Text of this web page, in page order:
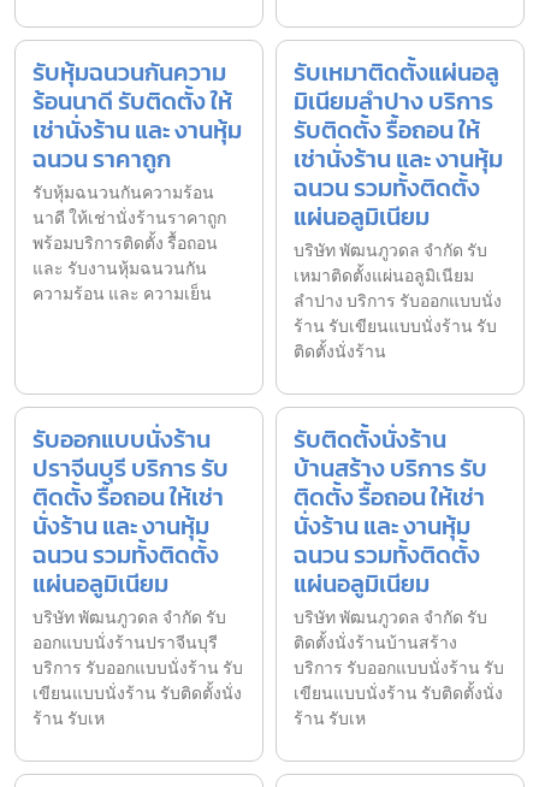
รับหุ้มฉนวนกันความ
ร้อนนาดี รับติดตั้ง ให้
เช่านั่งร้าน และ งานหุ้ม
ฉนวน ราคาถูก
รับหุ้มฉนวนกันความร้อน
นาดี ให้เช่านั่งร้านราคาถูก
พร้อมบริการติดตั้ง รื้อถอน
และ รับงานหุ้มฉนวนกัน
ความร้อน และ ความเย็น
รับเหมาติดตั้งแผ่นอลู
มิเนียมลำปาง บริการ
รับติดตั้ง รื้อถอน ให้
เช่านั่งร้าน และ งานหุ้ม
ฉนวน รวมทั้งติดตั้ง
แผ่นอลูมิเนียม
บริษัท พัฒนภูวดล จำกัด รับ
เหมาติดตั้งแผ่นอลูมิเนียม
ลำปาง บริการ รับออกแบบนั่ง
ร้าน รับเขียนแบบนั่งร้าน รับ
ติดตั้งนั่งร้าน
รับออกแบบนั่งร้าน
ปราจีนบุรี บริการ รับ
ติดตั้ง รื้อถอน ให้เช่า
นั่งร้าน และ งานหุ้ม
ฉนวน รวมทั้งติดตั้ง
แผ่นอลูมิเนียม
บริษัท พัฒนภูวดล จำกัด รับ
ออกแบบนั่งร้านปราจีนบุรี
บริการ รับออกแบบนั่งร้าน รับ
เขียนแบบนั่งร้าน รับติดตั้งนั่ง
ร้าน รับเห
รับติดตั้งนั่งร้าน
บ้านสร้าง บริการ รับ
ติดตั้ง รื้อถอน ให้เช่า
นั่งร้าน และ งานหุ้ม
ฉนวน รวมทั้งติดตั้ง
แผ่นอลูมิเนียม
บริษัท พัฒนภูวดล จำกัด รับ
ติดตั้งนั่งร้านบ้านสร้าง
บริการ รับออกแบบนั่งร้าน รับ
เขียนแบบนั่งร้าน รับติดตั้งนั่ง
ร้าน รับเห